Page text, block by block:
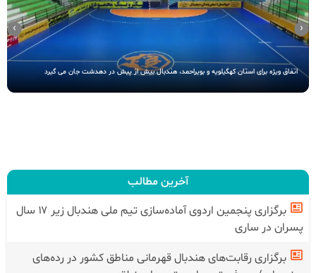
اتفاق ویژه برای استان کهگیلویه و بویراحمد، هندبال بیش از پیش در دهدشت جان می گیرد
‹
›
آخرین مطالب
برگزاری پنجمین اردوی آماده‌سازی تیم ملی هندبال زیر ۱۷ سال
پسران در ساری
برگزاری رقابت‌های هندبال قهرمانی مناطق کشور در رده‌های